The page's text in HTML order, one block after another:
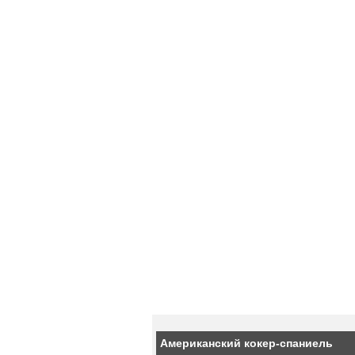
Американский кокер-спаниель